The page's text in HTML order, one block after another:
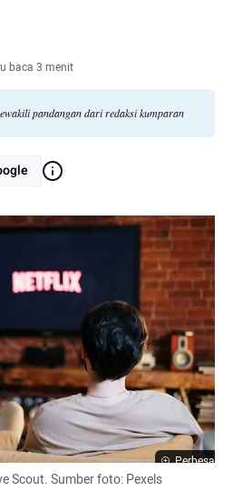
baca 3 menit
pandangan dari redaksi kumparan
Perbesar
Scout. Sumber foto: Pexels